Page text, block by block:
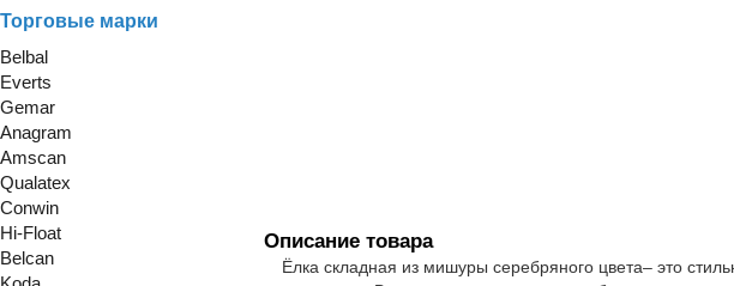
Торговые марки
Belbal
Everts
Gemar
Anagram
Amscan
Qualatex
Conwin
Hi-Float
Belcan
Описание товара
Ёлка складная из мишуры серебряного цвета– это